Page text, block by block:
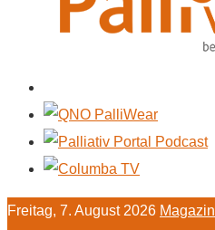
Freitag, 7. August 2026 Magazin